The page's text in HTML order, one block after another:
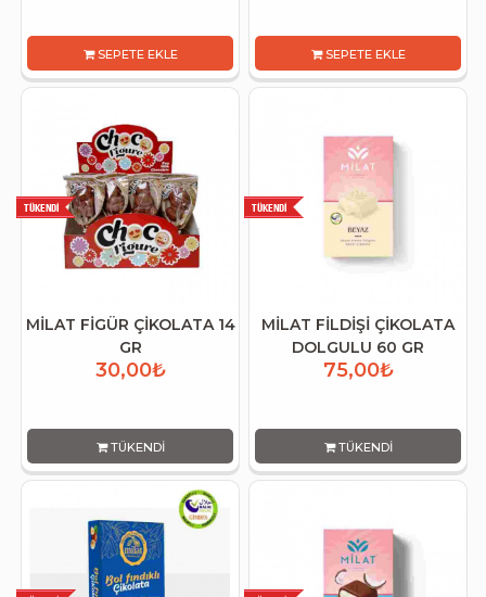
SEPETE EKLE SEPETE EKLE
MİLAT FİGÜR ÇİKOLATA 14
GR
30,00₺
TÜKENDI
MİLAT FİLDİŞİ ÇİKOLATA
DOLGULU 60 GR
75,00₺
TÜKENDI